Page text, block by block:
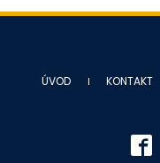
ÚVOD KONTAKT